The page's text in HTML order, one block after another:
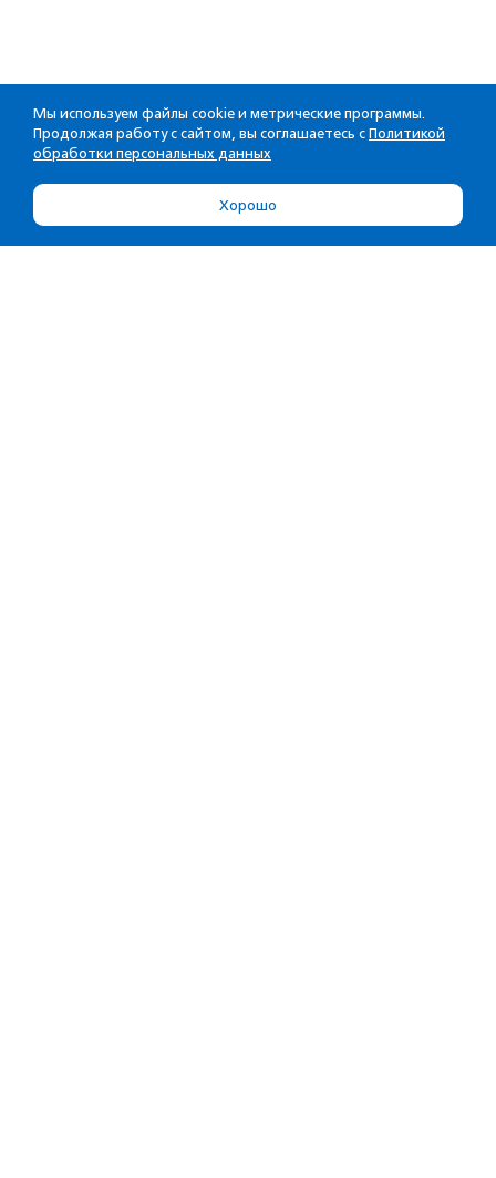
Мы используем файлы cookie и метрические программы.
Продолжая работу с сайтом, вы соглашаетесь с Политикой
обработки персональных данных
Хорошо